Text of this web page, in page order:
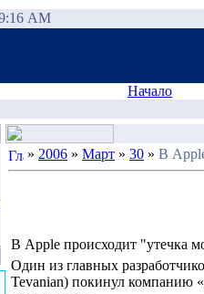
AM
Начало
» 2006 » Март » 30 » В
В Apple происходит "утечка
Один из главных
Tevanian) покинул компанию